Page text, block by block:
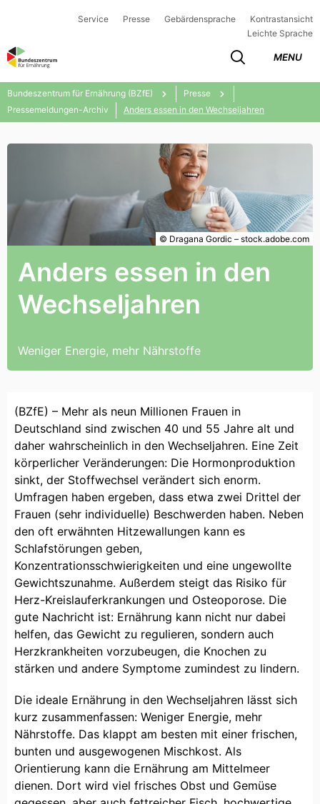
Service Presse Gebärdensprache
Kontrastansicht
Leichte Sprache
MENU
Bundeszentrum für Ernährung (BZfE)
Presse
Pressemeldungen-Archiv
Anders essen in den Wechseljahren
Anders essen in den
Wechseljahren
Weniger Energie, mehr Nährstoffe
© Dragana Gordic – stock.adobe.com
(BZfE) – Mehr als neun Millionen Frauen in
Deutschland sind zwischen 40 und 55 Jahre alt und
daher wahrscheinlich in den Wechseljahren. Eine Zeit
körperlicher Veränderungen: Die Hormonproduktion
sinkt, der Stoffwechsel verändert sich enorm.
Umfragen haben ergeben, dass etwa zwei Drittel der
Frauen (sehr individuelle) Beschwerden haben. Neben
den oft erwähnten Hitzewallungen kann es
Schlafstörungen geben,
Konzentrationsschwierigkeiten und eine ungewollte
Gewichtszunahme. Außerdem steigt das Risiko für
Herz-Kreislauferkrankungen und Osteoporose. Die
gute Nachricht ist: Ernährung kann nicht nur dabei
helfen, das Gewicht zu regulieren, sondern auch
Herzkrankheiten vorzubeugen, die Knochen zu
stärken und andere Symptome zumindest zu lindern.
Die ideale Ernährung in den Wechseljahren lässt sich
kurz zusammenfassen: Weniger Energie, mehr
Nährstoffe. Das klappt am besten mit einer frischen,
bunten und ausgewogenen Mischkost. Als
Orientierung kann die Ernährung am Mittelmeer
dienen. Dort wird viel frisches Obst und Gemüse